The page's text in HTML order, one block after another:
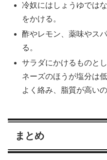
冷奴にはしょうゆでは
をかける。
酢やレモン、薬味やス
る。
サラダにかけるものと
ネーズのほうが塩分は
よく絡み、脂質が高い
まとめ